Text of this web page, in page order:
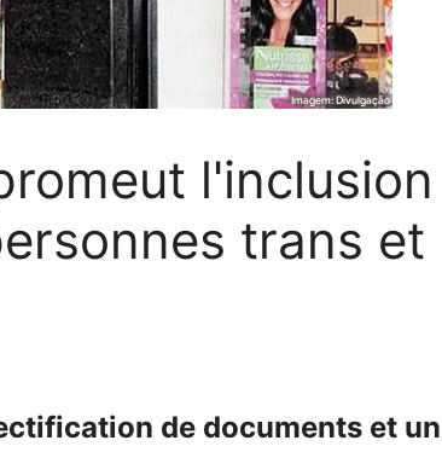
l'inclusion
trans et
de documents et un